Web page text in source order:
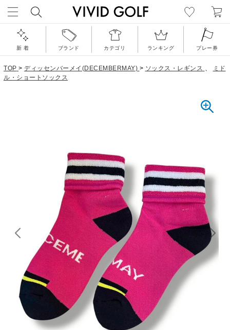
新 着 ブランド カテゴリ ランキング プレー券
TOP > ディッセンバーメイ(DECEMBERMAY) > ソックス・レギンス 、
ミド
ル・ショートソックス